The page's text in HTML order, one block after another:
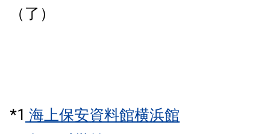
（了）
*1 海上保安資料館横浜館